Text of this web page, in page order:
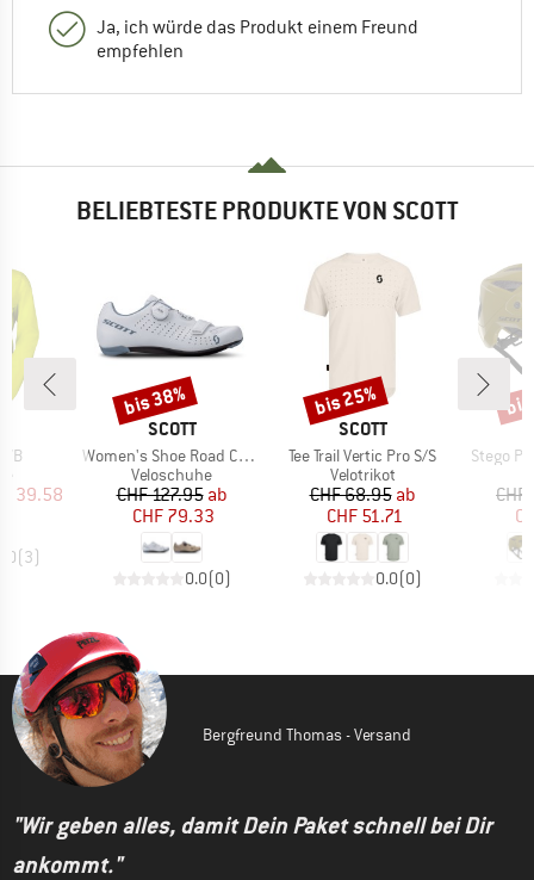
Ja, ich würde das Produkt einem Freund
empfehlen
BELIEBTESTE PRODUKTE VON SCOTT
Preis
39.58
(3)
MARKE
SCOTT
Artikel
Women's Shoe Road Comp Boa
Produktgruppe
Veloschuhe
Preis
CHF 127.95reduzierter Preis
ab
CHF 79.33
0.0(0)
Rabatt
bis 38%
MARKE
SCOTT
Artikel
Tee Trail Vertic Pro S/S
Produktgruppe
Velotrikot
Preis
CHF 68.95reduzierter Preis
ab
CHF 51.71
0.0(0)
Rabatt
bis 25%
Artikel
Stego
Bergfreund Thomas - Versand
"Wir geben alles, damit Dein Paket schnell bei Dir
ankommt."